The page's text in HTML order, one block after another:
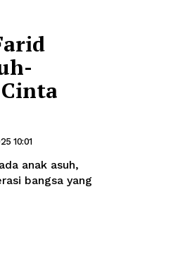
10:01
anak asuh,
bangsa yang